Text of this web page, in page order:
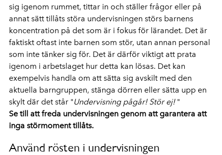
sig igenom rummet, tittar in och ställer frågor eller på
annat sätt tillåts störa undervisningen störs barnens
koncentration på det som är i fokus för lärandet. Det är
faktiskt oftast inte barnen som stör, utan annan personal
som inte tänker sig för. Det är därför viktigt att prata
igenom i arbetslaget hur detta kan lösas. Det kan
exempelvis handla om att sätta sig avskilt med den
aktuella barngruppen, stänga dörren eller sätta upp en
skylt där det står "Undervisning pågår! Stör ej!"
Se till att freda undervisningen genom att garantera att
inga störmoment tillåts.
Använd rösten i undervisningen